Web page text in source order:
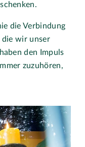
die Verbindung
die wir unser
den Impuls
zuzuhören,